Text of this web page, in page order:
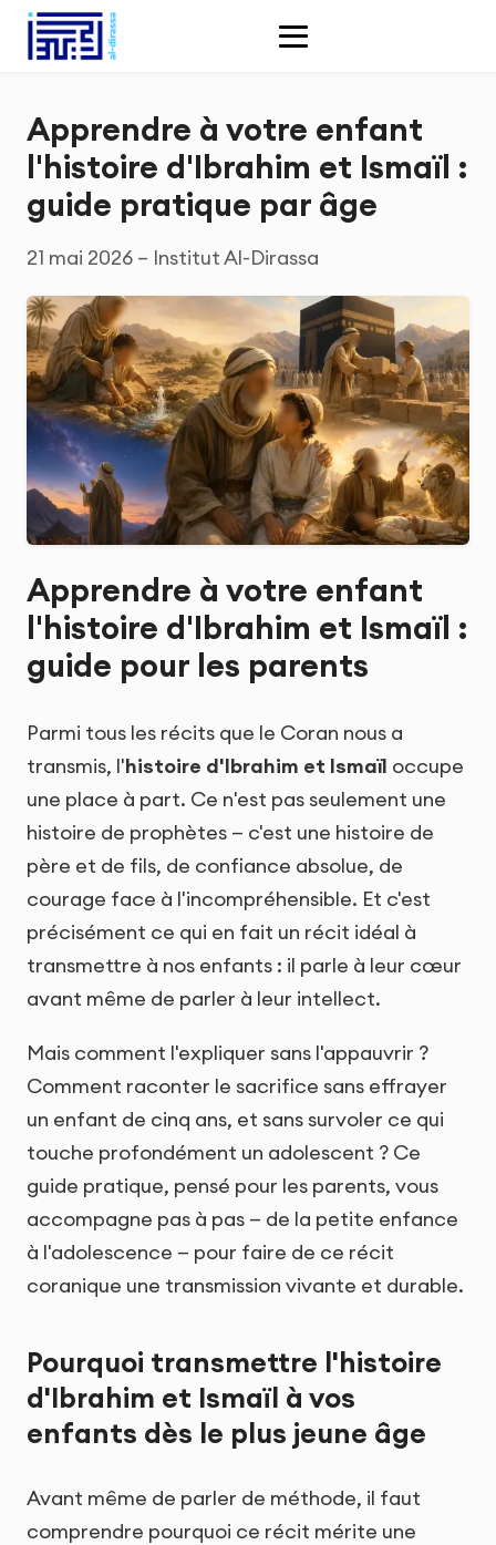
Apprendre à votre enfant
l'histoire d'Ibrahim et Ismaïl :
guide pratique par âge
21 mai 2026 – Institut Al-Dirassa
Apprendre à votre enfant
l'histoire d'Ibrahim et Ismaïl :
guide pour les parents
Parmi tous les récits que le Coran nous a
transmis, l'histoire d'Ibrahim et Ismaïl occupe
une place à part. Ce n'est pas seulement une
histoire de prophètes — c'est une histoire de
père et de fils, de confiance absolue, de
courage face à l'incompréhensible. Et c'est
précisément ce qui en fait un récit idéal à
transmettre à nos enfants : il parle à leur cœur
avant même de parler à leur intellect.
Mais comment l'expliquer sans l'appauvrir ?
Comment raconter le sacrifice sans effrayer
un enfant de cinq ans, et sans survoler ce qui
touche profondément un adolescent ? Ce
guide pratique, pensé pour les parents, vous
accompagne pas à pas — de la petite enfance
à l'adolescence — pour faire de ce récit
coranique une transmission vivante et durable.
Pourquoi transmettre l'histoire
d'Ibrahim et Ismaïl à vos
enfants dès le plus jeune âge
Avant même de parler de méthode, il faut
comprendre pourquoi ce récit mérite une